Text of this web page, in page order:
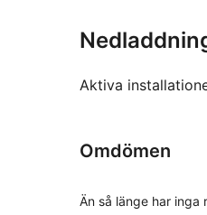
Aktiva
Omdömen
Än så länge har inga